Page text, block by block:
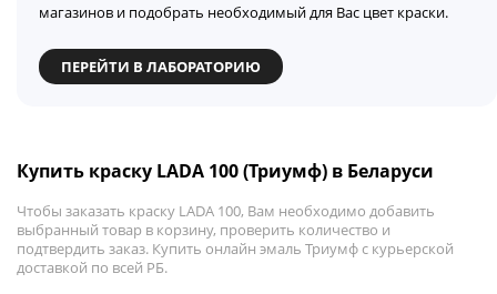
магазинов и подобрать необходимый для Вас цвет краски.
ПЕРЕЙТИ В ЛАБОРАТОРИЮ
Купить краску LADA 100 (Триумф) в Беларуси
Чтобы заказать краску LADA 100, Вам необходимо добавить
выбранный товар в корзину, проверить количество и
подтвердить заказ. Купить онлайн эмаль Триумф с курьерской
доставкой по всей РБ.